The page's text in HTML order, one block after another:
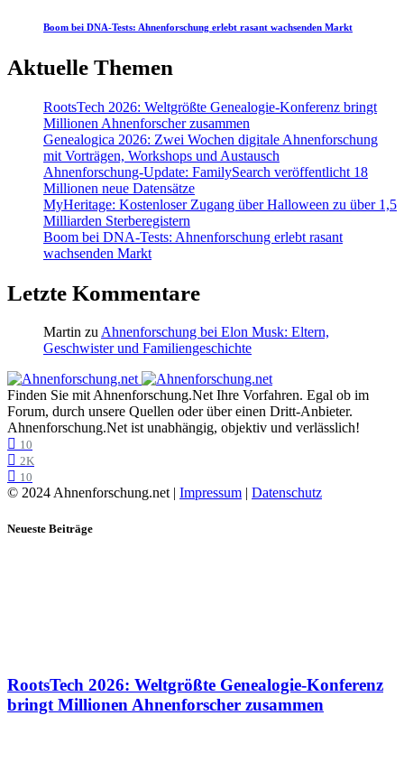
Boom bei DNA-Tests: Ahnenforschung erlebt rasant wachsenden Markt
Aktuelle Themen
RootsTech 2026: Weltgrößte Genealogie-Konferenz bringt
Millionen Ahnenforscher zusammen
Genealogica 2026: Zwei Wochen digitale Ahnenforschung
mit Vorträgen, Workshops und Austausch
Ahnenforschung-Update: FamilySearch veröffentlicht 18
Millionen neue Datensätze
MyHeritage: Kostenloser Zugang über Halloween zu über 1,5
Milliarden Sterberegistern
Boom bei DNA-Tests: Ahnenforschung erlebt rasant
wachsenden Markt
Letzte Kommentare
Martin zu Ahnenforschung bei Elon Musk: Eltern,
Geschwister und Familiengeschichte
Finden Sie mit Ahnenforschung.Net Ihre Vorfahren. Egal ob im
Forum, durch unsere Quellen oder über einen Dritt-Anbieter.
Ahnenforschung.Net ist unabhängig, objektiv und verlässlich!
10
2K
10
© 2024 Ahnenforschung.net | Impressum | Datenschutz
Neueste Beiträge
RootsTech 2026: Weltgrößte Genealogie-Konferenz
bringt Millionen Ahnenforscher zusammen